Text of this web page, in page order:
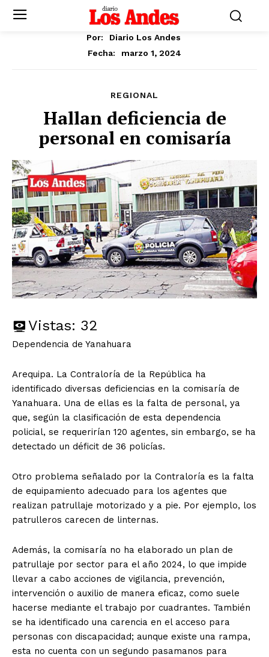
Por:
Diario Los Andes
Fecha:
marzo 1, 2024
REGIONAL
Hallan deficiencia de
personal en comisaría
Vistas: 32
Dependencia de Yanahuara
Arequipa. La Contraloría de la República ha
identificado diversas deficiencias en la comisaría de
Yanahuara. Una de ellas es la falta de personal, ya
que, según la clasificación de esta dependencia
policial, se requerirían 120 agentes, sin embargo, se ha
detectado un déficit de 36 policías.
Otro problema señalado por la Contraloría es la falta
de equipamiento adecuado para los agentes que
realizan patrullaje motorizado y a pie. Por ejemplo, los
patrulleros carecen de linternas.
Además, la comisaría no ha elaborado un plan de
patrullaje por sector para el año 2024, lo que impide
llevar a cabo acciones de vigilancia, prevención,
intervención o auxilio de manera eficaz, como suele
hacerse mediante el trabajo por cuadrantes. También
se ha identificado una carencia en el acceso para
personas con discapacidad; aunque existe una rampa,
esta no cuenta con un segundo pasamanos para